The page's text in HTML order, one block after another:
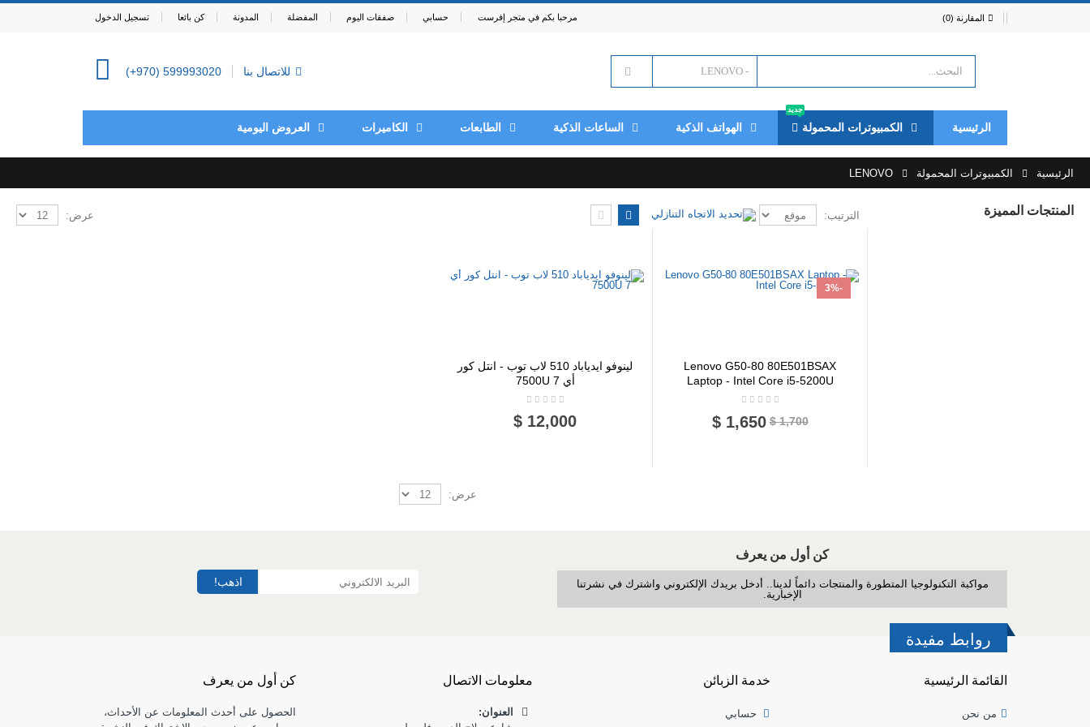
المقارنة (0) حسابي صفقات اليوم المفضلة المدونة كن بائعا تسجيل الدخول مرحبا بكم في متجر إفرست
للاتصال بنا (+970) 599993020
الرئيسية الكمبيوترات المحمولة
جديد
الهواتف الذكية الساعات الذكية الطابعات الكاميرات العروض اليومية
الرئيسية الكمبيوترات المحمولة LENOVO
الترتيب: عرض:
-3%
Lenovo G50-80 80E501BSAX
Laptop - Intel Core i5-5200U
1,700 $
1,650 $
لينوفو ايدياباد 510 لاب توب - انتل كور
أي 7 7500U
12,000 $
عرض:
المنتجات المميزة
كن أول من يعرف
مواكبة التكنولوجيا المتطورة والمنتجات دائماً لدينا.. أدخل بريدك الإلكتروني واشترك في نشرتنا
الإخبارية.
اذهب!
روابط مفيدة
القائمة الرئيسية
من نحن
خدمة الزبائن
حسابي
معلومات الاتصال
العنوان:
كن أول من يعرف
الحصول على أحدث المعلومات عن الأحداث،